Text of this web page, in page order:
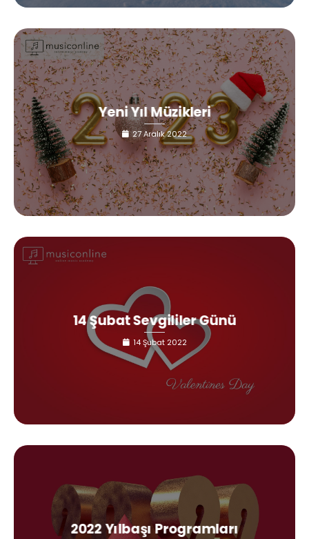
Yeni Yıl Müzikleri
27 Aralık 2022
14 Şubat Sevgililer Günü
14 Şubat 2022
2022 Yılbaşı Programları